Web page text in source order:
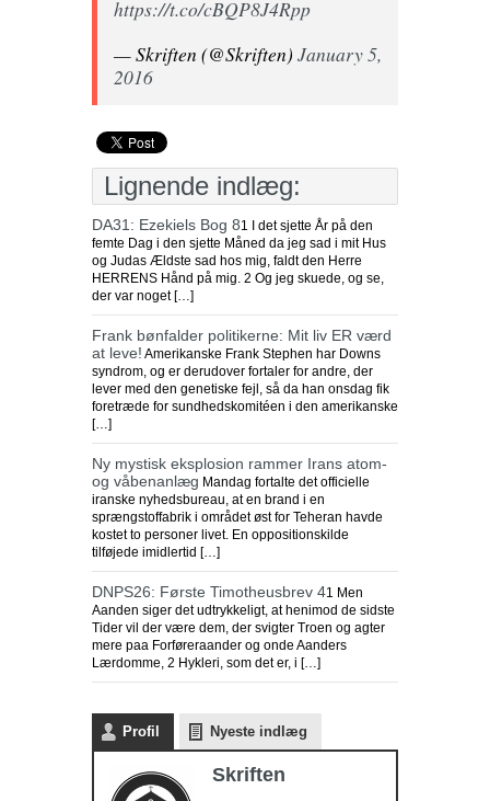
https://t.co/cBQP8J4Rpp
— Skriften (@Skriften) January 5,
2016
Lignende indlæg:
DA31: Ezekiels Bog 81 I det sjette År på den
femte Dag i den sjette Måned da jeg sad i mit Hus
og Judas Ældste sad hos mig, faldt den Herre
HERRENS Hånd på mig. 2 Og jeg skuede, og se,
der var noget […]
Frank bønfalder politikerne: Mit liv ER værd
at leve! Amerikanske Frank Stephen har Downs
syndrom, og er derudover fortaler for andre, der
lever med den genetiske fejl, så da han onsdag fik
foretræde for sundhedskomitéen i den amerikanske
[…]
Ny mystisk eksplosion rammer Irans atom-
og våbenanlæg Mandag fortalte det officielle
iranske nyhedsbureau, at en brand i en
sprængstoffabrik i området øst for Teheran havde
kostet to personer livet. En oppositionskilde
tilføjede imidlertid […]
DNPS26: Første Timotheusbrev 41 Men
Aanden siger det udtrykkeligt, at henimod de sidste
Tider vil der være dem, der svigter Troen og agter
mere paa Forføreraander og onde Aanders
Lærdomme, 2 Hykleri, som det er, i […]
Profil Nyeste indlæg
Skriften